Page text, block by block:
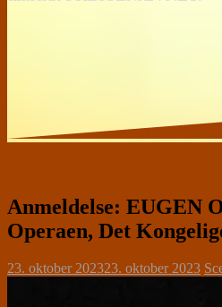
Anmeldelse: EUGEN
Operaen, Det
23. oktober 202323. oktober 2023